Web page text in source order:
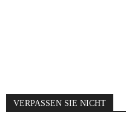
VERPASSEN SIE NICHT